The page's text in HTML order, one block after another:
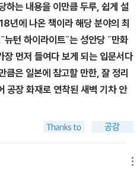
을 잘 마
못 마시는 사람’이 있다는 사실을
한다. 그리고 유전자의 미세한 차
든다는 사실도 밝혀지고 있다. 호
유전자가 결정하고 있다. 그 상세
정도를 결정하는 유전자가 있을
물음에 대한 답을 찾아, 지능에 관
지고 있다. 또 ‘마음의 병’으로 알
병) 환자에서는 어떤 유전자의 특
하는 내용을 이만큼 두루, 쉽게 설
년에 나온 책이라 해당 분야의 최
턴 하이라이트˝는 성안당 ˝만화
장 먼저 들여다 보게 되는 입문서다
큼은 일본에 참고할 만한, 잘 정리
공장 화재로 연착된 새벽 기차 안